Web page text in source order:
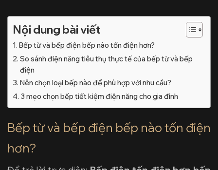
Nội dung bài viết
Bếp từ và bếp điện bếp nào tốn điện hơn?
So sánh điện năng tiêu thụ thực tế của bếp từ và bếp
điện
Nên chọn loại bếp nào để phù hợp với nhu cầu?
3 mẹo chọn bếp tiết kiệm điện năng cho gia đình
Bếp từ và bếp điện bếp nào tốn điện
hơn?